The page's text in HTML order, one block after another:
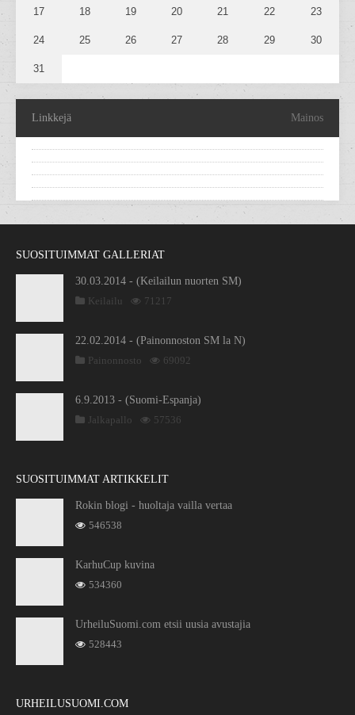
17 18 19 20 21 22 23
24 25 26 27 28 29 30
31
Linkkejä Mainos
SUOSITUIMMAT GALLERIAT
30.03.2014 - (Keilailun nuorten SM)
Keilailu
71217
22.02.2014 - (Painonnoston SM la N)
Painonnosto
69092
6.9.2013 - (Suomi-Espanja)
Jalkapallo
57536
SUOSITUIMMAT ARTIKKELIT
Rokin blogi - huoltaja vailla vertaa
546538
KarhuCup kuvina
534360
UrheiluSuomi.com etsii uusia avustajia
528443
URHEILUSUOMI.COM